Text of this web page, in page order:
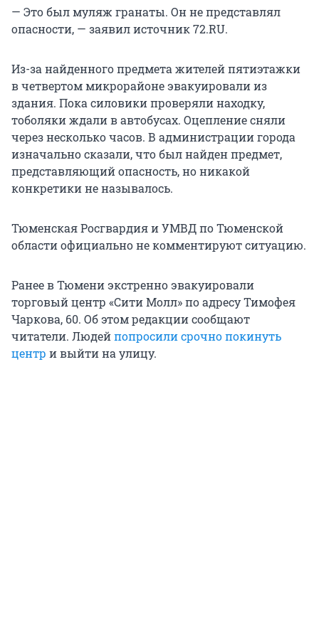
— Это был муляж гранаты. Он не представлял
опасности, — заявил источник 72.RU.
Из-за найденного предмета жителей пятиэтажки
в четвертом микрорайоне эвакуировали из
здания. Пока силовики проверяли находку,
тоболяки ждали в автобусах. Оцепление сняли
через несколько часов. В администрации города
изначально сказали, что был найден предмет,
представляющий опасность, но никакой
конкретики не называлось.
Тюменская Росгвардия и УМВД по Тюменской
области официально не комментируют ситуацию.
Ранее в Тюмени экстренно эвакуировали
торговый центр «Сити Молл» по адресу Тимофея
Чаркова, 60. Об этом редакции сообщают
читатели. Людейпопросили срочно покинуть
центр и выйти на улицу.